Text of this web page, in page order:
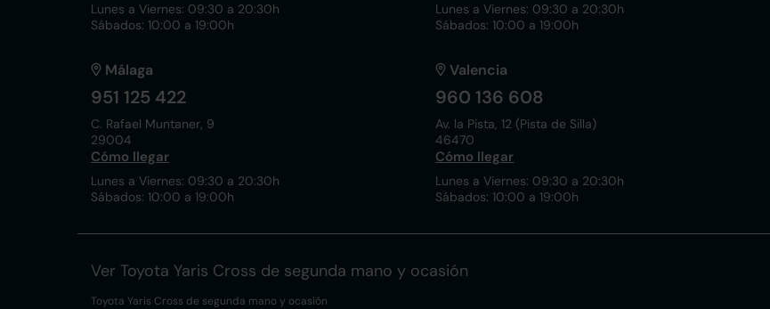
Lunes a Viernes: 09:30 a 20:30h
Sábados: 10:00 a 19:00h
Lunes a Viernes: 09:30 a 20:30h
Sábados: 10:00 a 19:00h
Málaga
951 125 422
C. Rafael Muntaner, 9
29004
Cómo llegar
Lunes a Viernes: 09:30 a 20:30h
Sábados: 10:00 a 19:00h
Valencia
960 136 608
Av. la Pista, 12 (Pista de Silla)
46470
Cómo llegar
Lunes a Viernes: 09:30 a 20:30h
Sábados: 10:00 a 19:00h
Ver Toyota Yaris Cross de segunda mano y ocasión
Toyota Yaris Cross de segunda mano y ocasión